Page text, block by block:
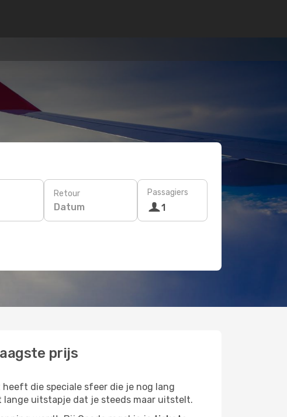
Retour
Datum
Passagiers
1
prijs
die speciale sfeer die je nog lang
lange uitstapje dat je steeds maar uitstelt.